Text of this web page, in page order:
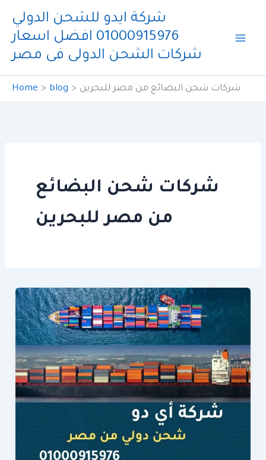
content
شركة ايدو للشحن الدولي
01000915976 افضل اسعار
شركات الشحن الدولى فى مصر
Home blog شركات شحن البضائع من مصر للبحرين
شركات شحن البضائع
من مصر للبحرين